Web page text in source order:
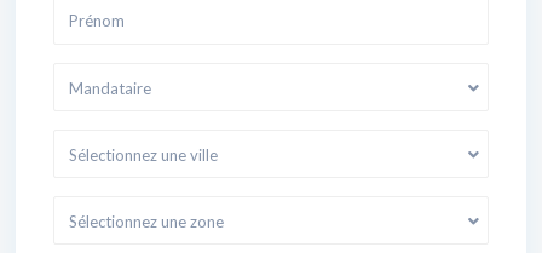
Mandataire
Sélectionnez une ville
Sélectionnez une zone